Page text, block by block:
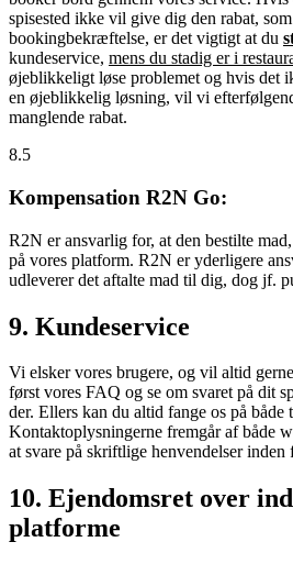
spisested ikke vil give dig den rabat,
bookingbekræftelse, er det vigtigt at du
kundeservice, mens du stadig er i
øjeblikkeligt løse problemet og hvis det
en øjeblikkelig løsning, vil vi
manglende rabat.
8.5
Kompensation R2N Go:
R2N er ansvarlig for, at den bestilte
på vores platform. R2N er yderligere
udleverer det aftalte mad til dig, dog jf.
9. Kundeservice
Vi elsker vores brugere, og vil altid
først vores FAQ og se om svaret på dit
der. Ellers kan du altid fange os på både
Kontaktoplysningerne fremgår af både
at svare på skriftlige henvendelser
10. Ejendomsret over
platforme